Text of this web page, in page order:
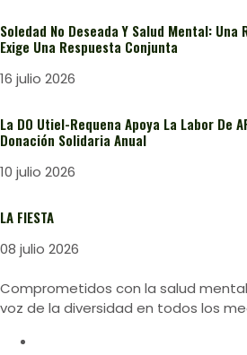
Soledad No Deseada Y Salud Mental: Una
Exige Una Respuesta Conjunta
16 julio 2026
La DO Utiel-Requena Apoya La Labor De
Donación Solidaria Anual
10 julio 2026
LA FIESTA
08 julio 2026
Comprometidos con la salud
voz de la diversidad en todos los